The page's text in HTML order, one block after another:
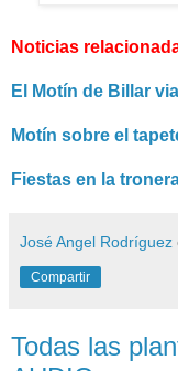
Noticias
El Motín de Billar
Motín sobre el
Fiestas en la
José Angel Rodríguez
Compartir
Todas las